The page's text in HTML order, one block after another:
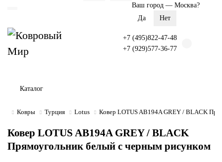
Ваш город — Москва?
+7 (495)822-47-48
+7 (929)577-36-77
Каталог
Ковры Турция Lotus Ковер LOTUS AB194A GREY / BLACK
Ковер LOTUS AB194A GREY / BLACK
Прямоугольник белый с черным рисунком